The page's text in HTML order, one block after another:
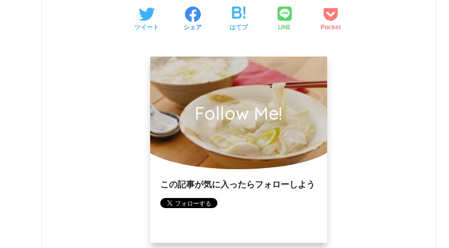
ツイート シェア はてブ LINE Pocket
Follow Me!
この記事が気に入ったらフォローしよう